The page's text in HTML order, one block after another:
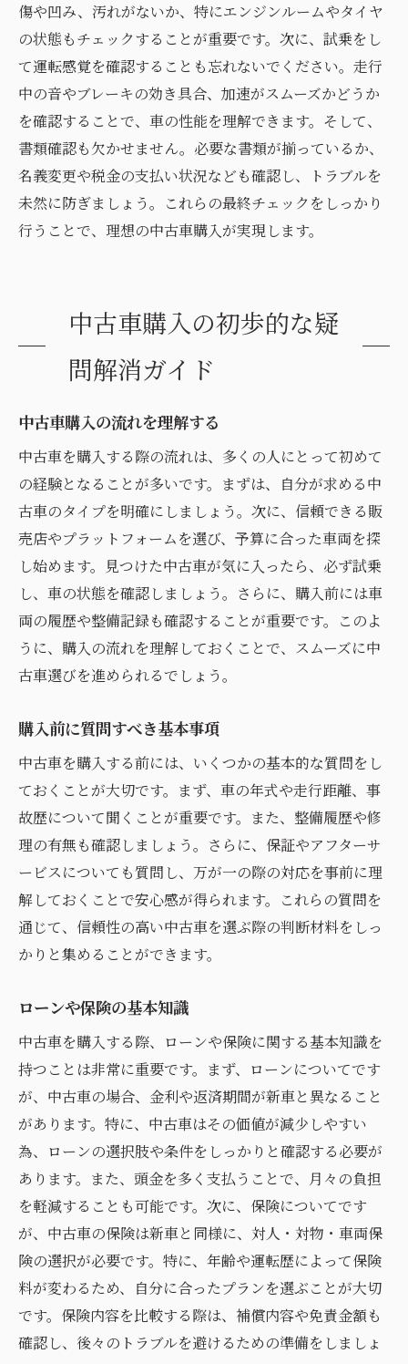
傷や凹み、汚れがないか、特にエンジンルームやタイヤ
の状態もチェックすることが重要です。次に、試乗をし
て運転感覚を確認することも忘れないでください。走行
中の音やブレーキの効き具合、加速がスムーズかどうか
を確認することで、車の性能を理解できます。そして、
書類確認も欠かせません。必要な書類が揃っているか、
名義変更や税金の支払い状況なども確認し、トラブルを
未然に防ぎましょう。これらの最終チェックをしっかり
行うことで、理想の中古車購入が実現します。
中古車購入の初歩的な疑
問解消ガイド
中古車購入の流れを理解する
中古車を購入する際の流れは、多くの人にとって初めて
の経験となることが多いです。まずは、自分が求める中
古車のタイプを明確にしましょう。次に、信頼できる販
売店やプラットフォームを選び、予算に合った車両を探
し始めます。見つけた中古車が気に入ったら、必ず試乗
し、車の状態を確認しましょう。さらに、購入前には車
両の履歴や整備記録も確認することが重要です。このよ
うに、購入の流れを理解しておくことで、スムーズに中
古車選びを進められるでしょう。
購入前に質問すべき基本事項
中古車を購入する前には、いくつかの基本的な質問をし
ておくことが大切です。まず、車の年式や走行距離、事
故歴について聞くことが重要です。また、整備履歴や修
理の有無も確認しましょう。さらに、保証やアフターサ
ービスについても質問し、万が一の際の対応を事前に理
解しておくことで安心感が得られます。これらの質問を
通じて、信頼性の高い中古車を選ぶ際の判断材料をしっ
かりと集めることができます。
ローンや保険の基本知識
中古車を購入する際、ローンや保険に関する基本知識を
持つことは非常に重要です。まず、ローンについてです
が、中古車の場合、金利や返済期間が新車と異なること
があります。特に、中古車はその価値が減少しやすい
為、ローンの選択肢や条件をしっかりと確認する必要が
あります。また、頭金を多く支払うことで、月々の負担
を軽減することも可能です。次に、保険についてです
が、中古車の保険は新車と同様に、対人・対物・車両保
険の選択が必要です。特に、年齢や運転歴によって保険
料が変わるため、自分に合ったプランを選ぶことが大切
です。保険内容を比較する際は、補償内容や免責金額も
確認し、後々のトラブルを避けるための準備をしましょ